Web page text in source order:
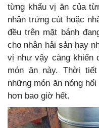
từng khẩu vị ăn của
nhân trứng cút hoặc
đều trên mặt bánh
cho nhân hải sản hay
vị như vậy càng khiến
món ăn này. Thời
những món ăn nóng
hơn bao giờ hết.